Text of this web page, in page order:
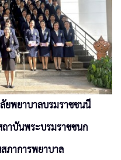
ยพยาบาลบรมราชชนนี
าบันพระบรมราชชนก
ภาการพยาบาล